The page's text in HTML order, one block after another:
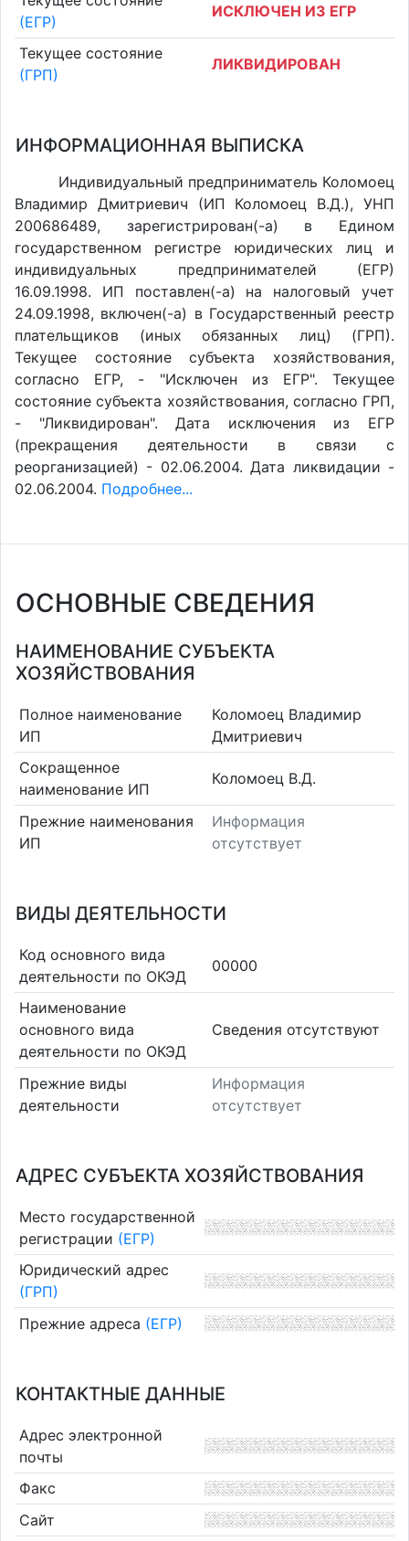
(ЕГР)
ИСКЛЮЧЕН ИЗ ЕГР
Текущее состояние
(ГРП)
ЛИКВИДИРОВАН
ИНФОРМАЦИОННАЯ ВЫПИСКА
Индивидуальный предприниматель Коломоец
Владимир Дмитриевич (ИП Коломоец В.Д.), УНП
200686489, зарегистрирован(-а) в Едином
государственном регистре юридических лиц и
индивидуальных предпринимателей (ЕГР)
16.09.1998. ИП поставлен(-a) на налоговый учет
24.09.1998, включен(-a) в Государственный реестр
плательщиков (иных обязанных лиц) (ГРП).
Текущее состояние субъекта хозяйствования,
согласно ЕГР, - "Исключен из ЕГР". Текущее
состояние субъекта хозяйствования, согласно ГРП,
- "Ликвидирован". Дата исключения из ЕГР
(прекращения деятельности в связи с
реорганизацией) - 02.06.2004. Дата ликвидации -
02.06.2004. Подробнее...
ОСНОВНЫЕ СВЕДЕНИЯ
НАИМЕНОВАНИЕ СУБЪЕКТА
ХОЗЯЙСТВОВАНИЯ
Полное наименование
ИП
Коломоец Владимир
Дмитриевич
Сокращенное
наименование ИП
Коломоец В.Д.
Прежние наименования
ИП
Информация
отсутствует
ВИДЫ ДЕЯТЕЛЬНОСТИ
Код основного вида
деятельности по ОКЭД
00000
Наименование
основного вида
деятельности по ОКЭД
Cведения отсутствуют
Прежние виды
деятельности
Информация
отсутствует
АДРЕС СУБЪЕКТА ХОЗЯЙСТВОВАНИЯ
Место государственной
регистрации (ЕГР)
Юридический адрес
(ГРП)
Прежние адреса (ЕГР)
КОНТАКТНЫЕ ДАННЫЕ
Адрес электронной
почты
Факс
Сайт